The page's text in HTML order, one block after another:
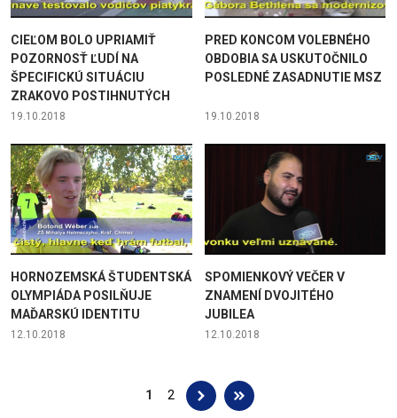
CIEĽOM BOLO UPRIAMIŤ
POZORNOSŤ ĽUDÍ NA
ŠPECIFICKÚ SITUÁCIU
ZRAKOVO POSTIHNUTÝCH
19.10.2018
PRED KONCOM VOLEBNÉHO
OBDOBIA SA USKUTOČNILO
POSLEDNÉ ZASADNUTIE MSZ
19.10.2018
HORNOZEMSKÁ ŠTUDENTSKÁ
OLYMPIÁDA POSILŇUJE
MAĎARSKÚ IDENTITU
12.10.2018
SPOMIENKOVÝ VEČER V
ZNAMENÍ DVOJITÉHO
JUBILEA
12.10.2018
1 2